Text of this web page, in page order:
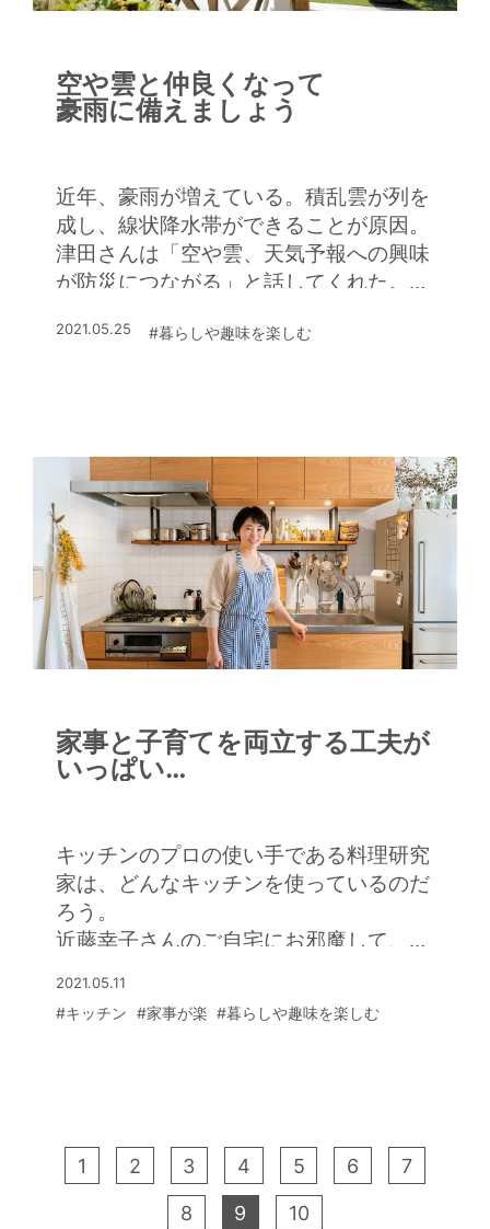
空や雲と仲良くなって
豪雨に備えましょう
近年、豪雨が増えている。積乱雲が列を
成し、線状降水帯ができることが原因。
津田さんは「空や雲、天気予報への興味
が防災につながる」と話してくれた。早
2021.05.25 #暮らしや趣味を楽しむ
家事と子育てを両立する工夫が
いっぱい
キッチンのプロの使い手である料理研究
家は、どんなキッチンを使っているのだ
ろう。
近藤幸子さんのご自宅にお邪魔して、愛
2021.05.11
#キッチン #家事が楽 #暮らしや趣味を楽しむ
1 2 3 4 5 6 7
8 9 10